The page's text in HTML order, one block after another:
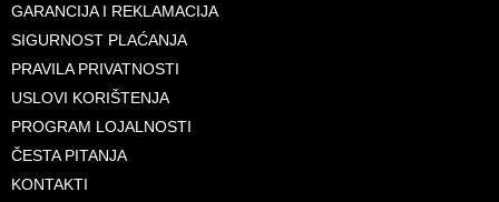
GARANCIJA I REKLAMACIJA
SIGURNOST PLAĆANJA
PRAVILA PRIVATNOSTI
USLOVI KORIŠTENJA
PROGRAM LOJALNOSTI
ČESTA PITANJA
KONTAKTI